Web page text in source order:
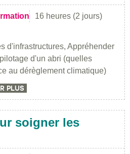
16 heures (2 jours)
d'infrastructures, Appréhender
d'un abri (quelles
au dérèglement climatique)
PLUS
soigner les